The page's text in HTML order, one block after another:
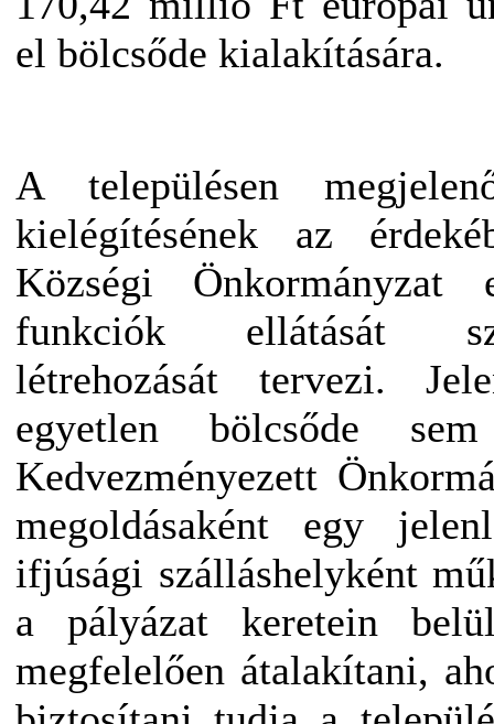
el bölcsőde kialakítására.
A településen
kielégítésének az
Községi
funkciók ellátását
létrehozását tervezi.
egyetlen bölcsőde
Kedvezményezett
megoldásaként egy
ifjúsági szálláshelyként
a pályázat keretein
megfelelően átalakítani,